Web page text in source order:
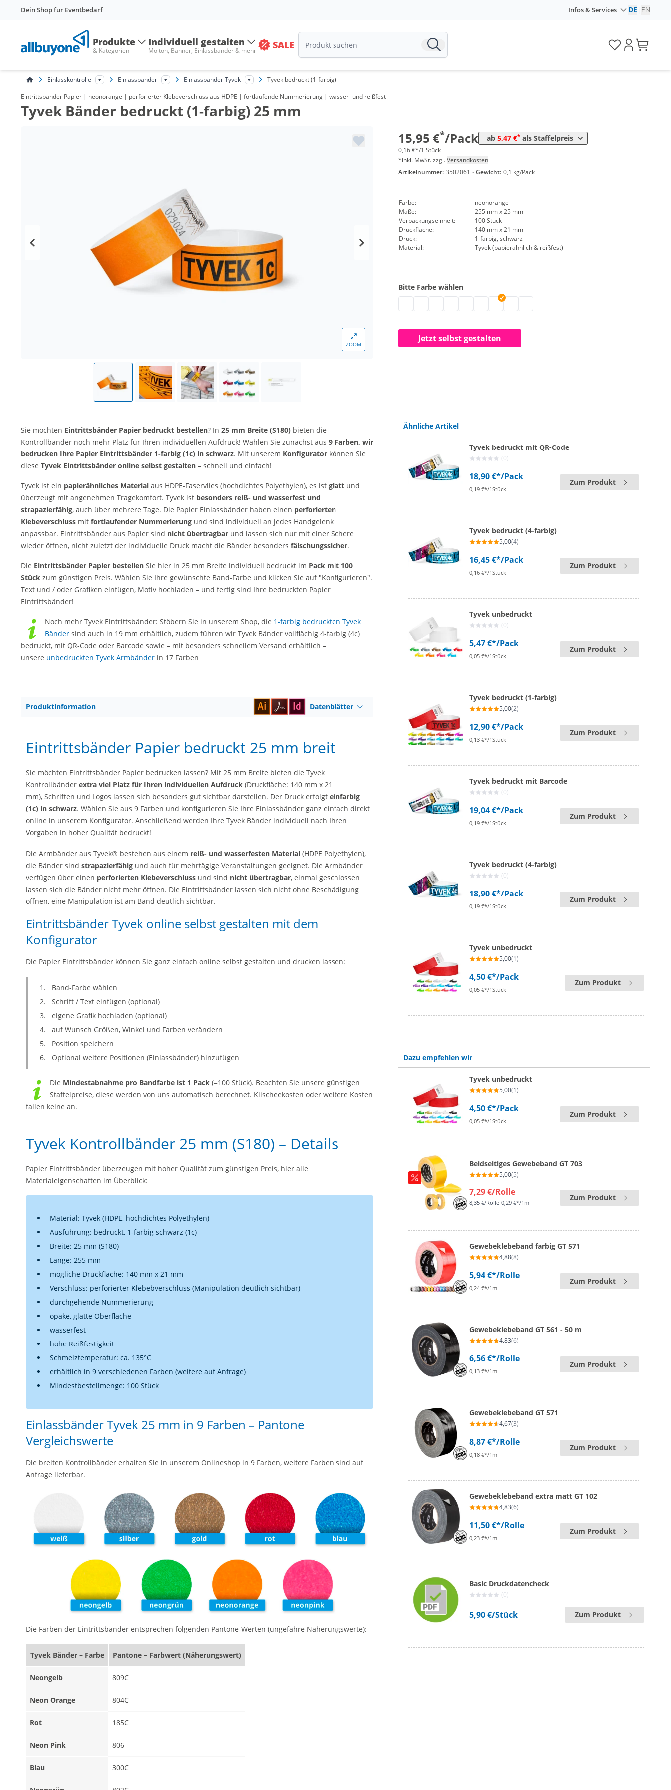
Dein Shop für Eventbedarf Infos & Services DE EN
Produkte
& Kategorien
Individuell gestalten
Molton, Banner, Einlassbänder & mehr SALE
Einlasskontrolle Einlassbänder Einlassbänder Tyvek Tyvek bedruckt (1-farbig)
Eintrittsbänder Papier | neonorange | perforierter Klebeverschluss aus HDPE | fortlaufende Nummerierung | wasser- und reißfest
Tyvek Bänder bedruckt (1-farbig) 25 mm
ZOOM
15,95 €*/Pack ab 5,47 €* als Staffelpreis
ab 5 Pack
ab 10 Pack
ab 30 Pack 6,55 €* 0,07 €*/1Stück
ab 300 Pack 5,47 € 0,05 €*/1Stück
0,16 €*/1 Stück
*inkl. MwSt. zzgl.Versandkosten
Artikelnummer: 3502061 · Gewicht: 0,1 kg/Pack
Farbe:
neonorange
Maße:
255 mm x 25 mm
Verpackungseinheit:
100 Stück
Druckfläche:
140 mm x 21 mm
Druck:
1-farbig, schwarz
Material:
Tyvek (papierähnlich & reißfest)
Bitte Farbe wählen
Eintrittsbänder Papier | neongrün
Eintrittsbänder Papier | weiß
Eintrittsbänder Papier | gold
Eintrittsbänder Papier | silber
Eintrittsbänder Papier | blau
Eintrittsbänder Papier | neongelb
Eintrittsbänder Papier | neonorange
Eintrittsbänder Papier | neonpink
Jetzt selbst gestalten
Sie möchten Eintrittsbänder Papier bedruckt bestellen? In 25 mm Breite (S180) bieten die
Kontrollbänder noch mehr Platz für Ihren individuellen Aufdruck! Wählen Sie zunächst aus 9 Farben, wir
bedrucken Ihre Papier Eintrittsbänder 1-farbig (1c) in schwarz. Mit unserem Konfigurator können Sie
diese Tyvek Eintrittsbänder online selbst gestalten – schnell und einfach!
Tyvek ist ein papierähnliches Material aus HDPE-Faservlies (hochdichtes Polyethylen), es ist glatt und
überzeugt mit angenehmen Tragekomfort. Tyvek ist besonders reiß- und wasserfest und
strapazierfähig, auch über mehrere Tage. Die Papier Einlassbänder haben einen perforierten
Klebeverschluss mit fortlaufender Nummerierung und sind individuell an jedes Handgelenk
anpassbar. Eintrittsbänder aus Papier sind nicht übertragbar und lassen sich nur mit einer Schere
wieder öffnen, nicht zuletzt der individuelle Druck macht die Bänder besonders fälschungssicher.
Die Eintrittsbänder Papier bestellen Sie hier in 25 mm Breite individuell bedruckt im Pack mit 100
Stück zum günstigen Preis. Wählen Sie Ihre gewünschte Band-Farbe und klicken Sie auf "Konfigurieren".
Text und / oder Grafiken einfügen, Motiv hochladen – und fertig sind Ihre bedruckten Papier
Eintrittsbänder!
Noch mehr Tyvek Eintrittsbänder: Stöbern Sie in unserem Shop, die 1-farbig bedruckten Tyvek
Bänder sind auch in 19 mm erhältlich, zudem führen wir Tyvek Bänder vollflächig 4-farbig (4c)
bedruckt, mit QR-Code oder Barcode sowie – mit besonders schnellem Versand erhältlich –
unsere unbedruckten Tyvek Armbänder in 17 Farben
Produktinformation Datenblätter
Eintrittsbänder Papier bedruckt 25 mm breit
Sie möchten Eintrittsbänder Papier bedrucken lassen? Mit 25 mm Breite bieten die Tyvek
Kontrollbänder extra viel Platz für Ihren individuellen Aufdruck (Druckfläche: 140 mm x 21
mm), Schriften und Logos lassen sich besonders gut sichtbar darstellen. Der Druck erfolgt einfarbig
(1c) in schwarz. Wählen Sie aus 9 Farben und konfigurieren Sie Ihre Einlassbänder ganz einfach direkt
online in unserem Konfigurator. Anschließend werden Ihre Tyvek Bänder individuell nach Ihren
Vorgaben in hoher Qualität bedruckt!
Die Armbänder aus Tyvek® bestehen aus einem reiß- und wasserfesten Material (HDPE Polyethylen),
die Bänder sind strapazierfähig und auch für mehrtägige Veranstaltungen geeignet. Die Armbänder
verfügen über einen perforierten Klebeverschluss und sind nicht übertragbar, einmal geschlossen
lassen sich die Bänder nicht mehr öffnen. Die Eintrittsbänder lassen sich nicht ohne Beschädigung
öffnen, eine Manipulation ist am Band deutlich sichtbar.
Eintrittsbänder Tyvek online selbst gestalten mit dem
Konfigurator
Die Papier Eintrittsbänder können Sie ganz einfach online selbst gestalten und drucken lassen:
Band-Farbe wählen
Schrift / Text einfügen (optional)
eigene Grafik hochladen (optional)
auf Wunsch Größen, Winkel und Farben verändern
Position speichern
Optional weitere Positionen (Einlassbänder) hinzufügen
Die Mindestabnahme pro Bandfarbe ist 1 Pack (=100 Stück). Beachten Sie unsere günstigen
Staffelpreise, diese werden von uns automatisch berechnet. Klischeekosten oder weitere Kosten
fallen keine an.
Tyvek Kontrollbänder 25 mm (S180) – Details
Papier Eintrittsbänder überzeugen mit hoher Qualität zum günstigen Preis, hier alle
Materialeigenschaften im Überblick:
Material: Tyvek (HDPE, hochdichtes Polyethylen)
Ausführung: bedruckt, 1-farbig schwarz (1c)
Breite: 25 mm (S180)
Länge: 255 mm
mögliche Druckfläche: 140 mm x 21 mm
Verschluss: perforierter Klebebverschluss (Manipulation deutlich sichtbar)
durchgehende Nummerierung
opake, glatte Oberfläche
wasserfest
hohe Reißfestigkeit
Schmelztemperatur: ca. 135°C
erhältlich in 9 verschiedenen Farben (weitere auf Anfrage)
Mindestbestellmenge: 100 Stück
Einlassbänder Tyvek 25 mm in 9 Farben – Pantone
Vergleichswerte
Die breiten Kontrollbänder erhalten Sie in unserem Onlineshop in 9 Farben, weitere Farben sind auf
Anfrage lieferbar.
Die Farben der Eintrittsbänder entsprechen folgenden Pantone-Werten (ungefähre Näherungswerte):
Tyvek Bänder – Farbe Pantone – Farbwert (Näherungswert)
Neongelb 809C
Neon Orange 804C
Rot 185C
Neon Pink 806
Blau 300C
Ähnliche Artikel
Tyvek bedruckt mit QR-Code
(0)
18,90 €*/Pack
0,19 €*/1Stück
Zum Produkt
Tyvek bedruckt (4-farbig)
5,00(4)
16,45 €*/Pack
0,16 €*/1Stück
Zum Produkt
Tyvek unbedruckt
(0)
5,47 €*/Pack
0,05 €*/1Stück
Zum Produkt
Tyvek bedruckt (1-farbig)
5,00(2)
12,90 €*/Pack
0,13 €*/1Stück
Zum Produkt
Tyvek bedruckt mit Barcode
(0)
19,04 €*/Pack
0,19 €*/1Stück
Zum Produkt
Tyvek bedruckt (4-farbig)
(0)
18,90 €*/Pack
0,19 €*/1Stück
Zum Produkt
Tyvek unbedruckt
5,00(1)
4,50 €*/Pack
0,05 €*/1Stück
Zum Produkt
Dazu empfehlen wir
Tyvek unbedruckt
5,00(1)
4,50 €*/Pack
0,05 €*/1Stück
Zum Produkt
Beidseitiges Gewebeband GT 703
5,00(5)
7,29 €/Rolle
8,35 €/Rolle 0,29 €*/1m
Zum Produkt
Gewebeklebeband farbig GT 571
4,88(8)
5,94 €*/Rolle
0,24 €*/1m
Zum Produkt
Gewebeklebeband GT 561 - 50 m
4,83(6)
6,56 €*/Rolle
0,13 €*/1m
Zum Produkt
Gewebeklebeband GT 571
4,67(3)
8,87 €*/Rolle
0,18 €*/1m
Zum Produkt
Gewebeklebeband extra matt GT 102
4,83(6)
11,50 €*/Rolle
0,23 €*/1m
Zum Produkt
Basic Druckdatencheck
(0)
5,90 €/Stück Zum Produkt